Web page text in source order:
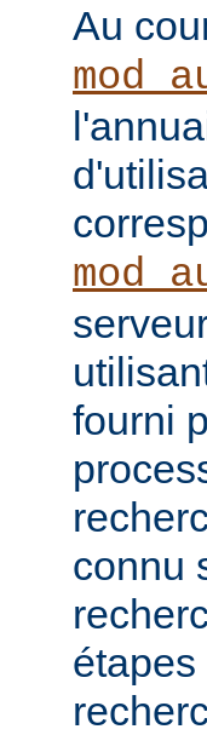
Au
fourni
connu